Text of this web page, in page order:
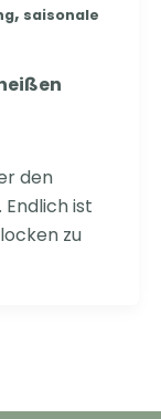
, saisonale
den
ist
zu